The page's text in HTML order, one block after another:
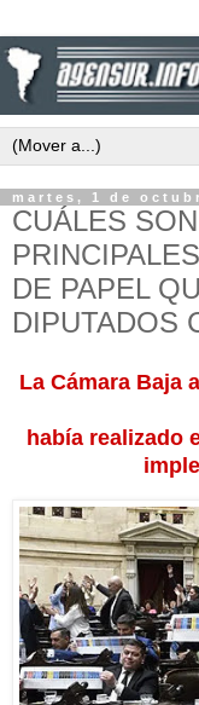
martes, 1 de
CUÁLES
DE PAPEL
DIPUTADOS
La Cámara Baja
había realizado